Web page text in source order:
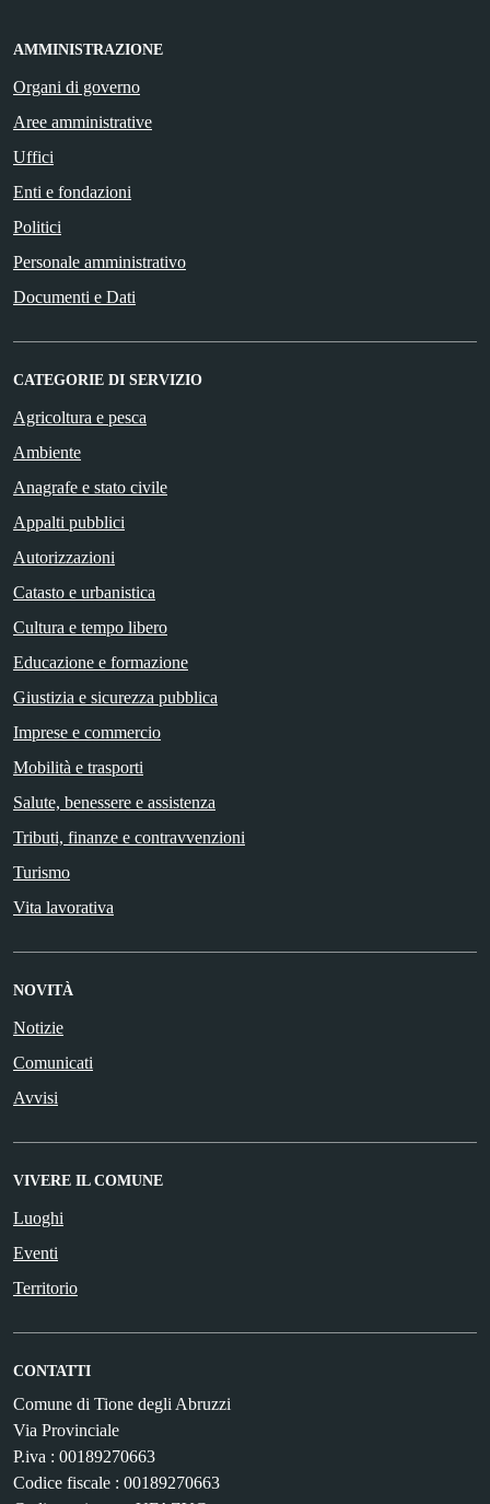
AMMINISTRAZIONE
Organi di governo
Aree amministrative
Uffici
Enti e fondazioni
Politici
Personale amministrativo
Documenti e Dati
CATEGORIE DI SERVIZIO
Agricoltura e pesca
Ambiente
Anagrafe e stato civile
Appalti pubblici
Autorizzazioni
Catasto e urbanistica
Cultura e tempo libero
Educazione e formazione
Giustizia e sicurezza pubblica
Imprese e commercio
Mobilità e trasporti
Salute, benessere e assistenza
Tributi, finanze e contravvenzioni
Turismo
Vita lavorativa
NOVITÀ
Notizie
Comunicati
Avvisi
VIVERE IL COMUNE
Luoghi
Eventi
Territorio
CONTATTI
Comune di Tione degli Abruzzi
Via Provinciale
P.iva : 00189270663
Codice fiscale : 00189270663